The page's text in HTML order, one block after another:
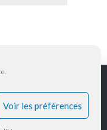
Voir les préférences
DE COOKIES